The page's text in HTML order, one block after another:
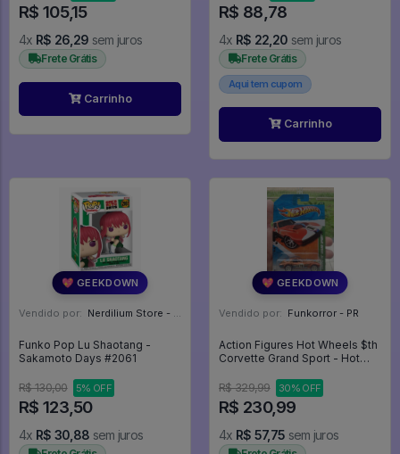
R$ 105,15
4x R$ 26,29 sem juros
Frete Grátis
Carrinho
R$ 88,78
4x R$ 22,20 sem juros
Frete Grátis
Aqui tem cupom
Carrinho
💖 GEEKDOWN
Vendido por: Nerdilium Store - SP
Funko Pop Lu Shaotang -
Sakamoto Days #2061
R$ 130,00 5% OFF
R$ 123,50
4x R$ 30,88 sem juros
💖 GEEKDOWN
Vendido por: Funkorror - PR
Action Figures Hot Wheels $th
Corvette Grand Sport - Hot
R$ 329,99
30% OFF
R$ 230,99
4x R$ 57,75 sem juros